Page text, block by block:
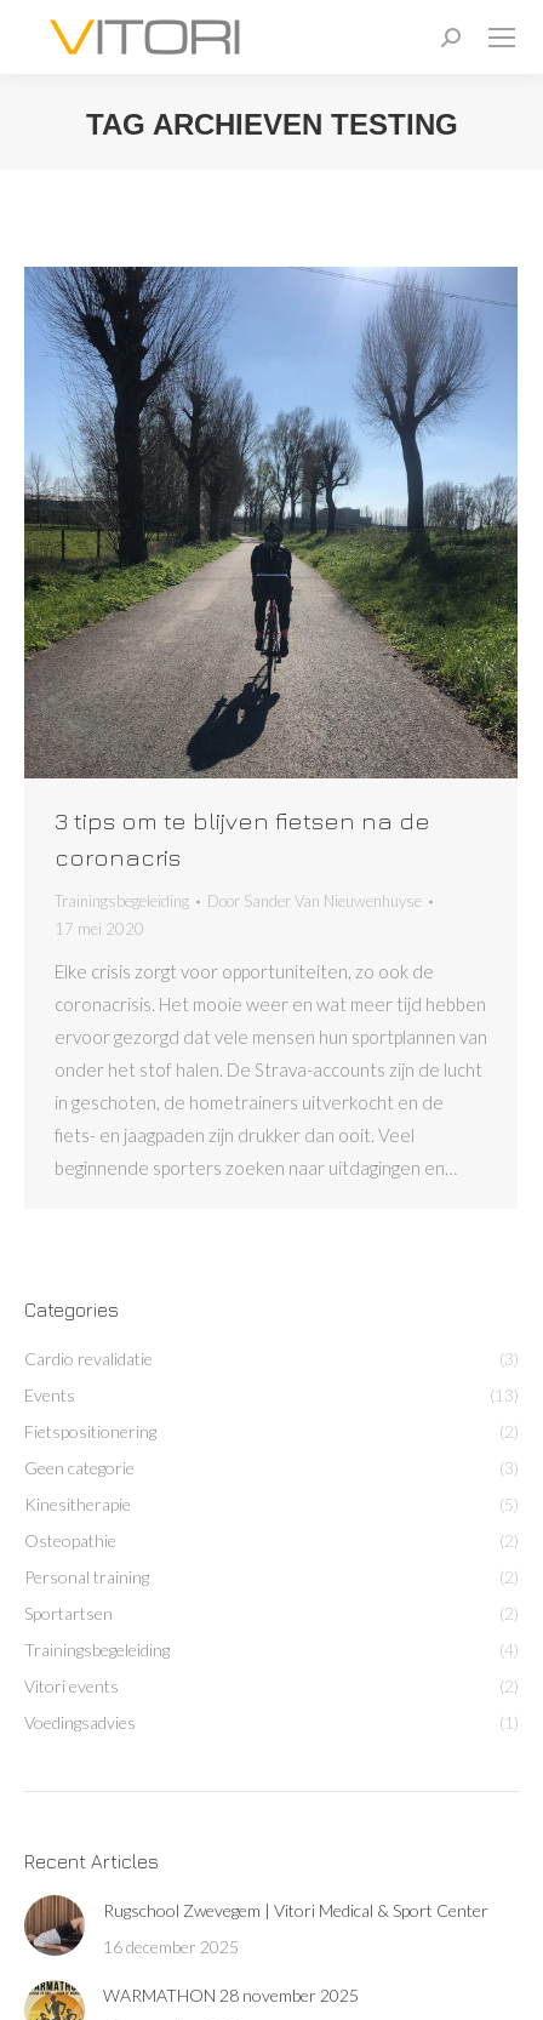
Zoeken:
TAG ARCHIEVEN TESTING
3 tips om te blijven fietsen na de
coronacris
Trainingsbegeleiding Door Sander Van Nieuwenhuyse
17 mei 2020
Elke crisis zorgt voor opportuniteiten, zo ook de
coronacrisis. Het mooie weer en wat meer tijd hebben
ervoor gezorgd dat vele mensen hun sportplannen van
onder het stof halen. De Strava-accounts zijn de lucht
in geschoten, de hometrainers uitverkocht en de
fiets- en jaagpaden zijn drukker dan ooit. Veel
beginnende sporters zoeken naar uitdagingen en…
Categories
Cardio revalidatie
(3)
Events
(13)
Fietspositionering
(2)
Geen categorie
(3)
Kinesitherapie
(5)
Osteopathie
(2)
Personal training
(2)
Sportartsen
(2)
Trainingsbegeleiding
(4)
Vitori events
(2)
Voedingsadvies
(1)
Recent Articles
Rugschool Zwevegem | Vitori Medical & Sport Center
16 december 2025
WARMATHON 28 november 2025